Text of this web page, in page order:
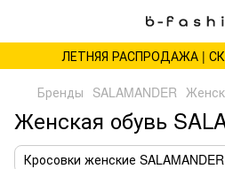
ЛЕТНЯЯ РАСПРОДАЖА |
Бренды SALAMANDER
Женская обувь
Кросовки женские SALAMANDER